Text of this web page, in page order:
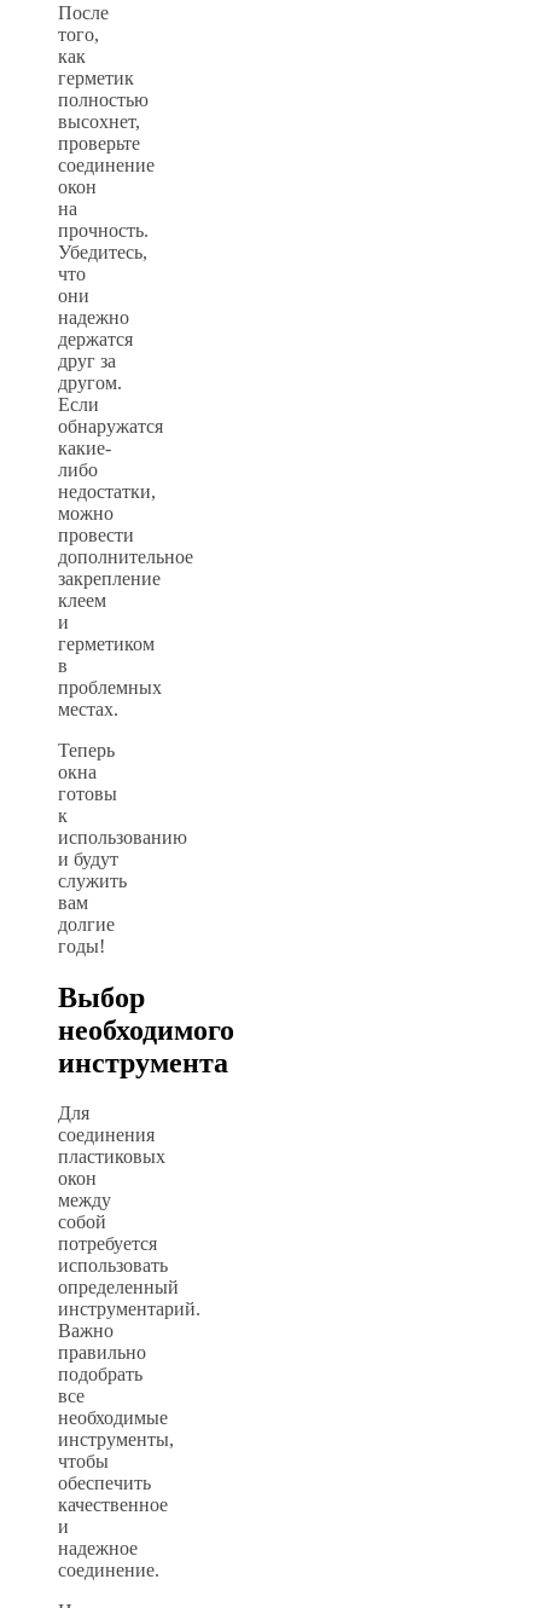
После
того,
как
герметик
полностью
высохнет,
проверьте
соединение
окон
на
прочность.
Убедитесь,
что
они
надежно
держатся
друг за
другом.
Если
обнаружатся
какие-
либо
недостатки,
можно
провести
дополнительное
закрепление
клеем
и
герметиком
в
проблемных
местах.
Теперь
окна
готовы
к
использованию
и будут
служить
вам
долгие
годы!
Выбор
необходимого
инструмента
Для
соединения
пластиковых
окон
между
собой
потребуется
использовать
определенный
инструментарий.
Важно
правильно
подобрать
все
необходимые
инструменты,
чтобы
обеспечить
качественное
и
надежное
соединение.